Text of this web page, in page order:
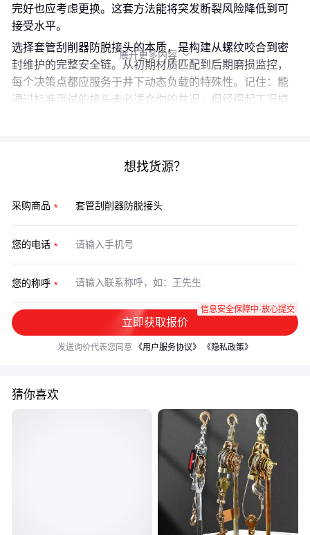
完好也应考虑更换。这套方法能将突发断裂风险降低到可
接受水平。
选择套管刮削器防脱接头的本质，是构建从螺纹咬合到密
封维护的完整安全链。从初期材质匹配到后期磨损监控，
每个决策点都应服务于井下动态负载的特殊性。记住：能
通过标准测试的接头未必适合你的井况，但经得起工况模
展开更多内容 
想找货源？
采购商品
您的电话
您的称呼
立即获取报价
信息安全保障中·放心提交
发送询价代表您同意 《用户服务协议》 《隐私政策》
猜你喜欢